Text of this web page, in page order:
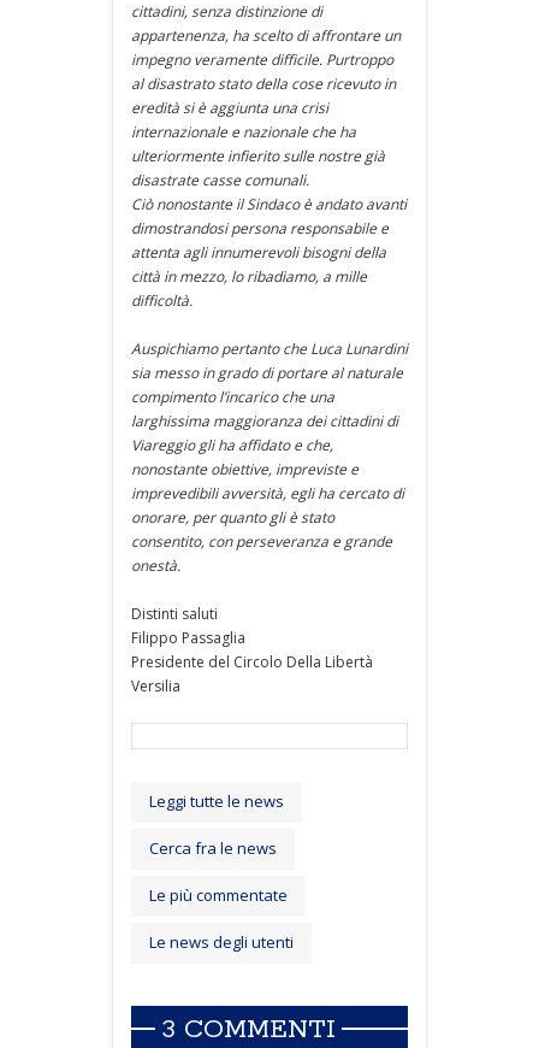
cittadini, senza distinzione di
appartenenza, ha scelto di affrontare un
impegno veramente difficile. Purtroppo
al disastrato stato della cose ricevuto in
eredità si è aggiunta una crisi
internazionale e nazionale che ha
ulteriormente infierito sulle nostre già
disastrate casse comunali.
Ciò nonostante il Sindaco è andato avanti
dimostrandosi persona responsabile e
attenta agli innumerevoli bisogni della
città in mezzo, lo ribadiamo, a mille
difficoltà.
Auspichiamo pertanto che Luca Lunardini
sia messo in grado di portare al naturale
compimento l’incarico che una
larghissima maggioranza dei cittadini di
Viareggio gli ha affidato e che,
nonostante obiettive, impreviste e
imprevedibili avversità, egli ha cercato di
onorare, per quanto gli è stato
consentito, con perseveranza e grande
onestà.
Distinti saluti
Filippo Passaglia
Presidente del Circolo Della Libertà
Versilia
Leggi tutte le news
Cerca fra le news
Le più commentate
Le news degli utenti
3 COMMENTI